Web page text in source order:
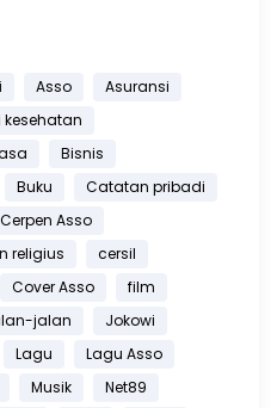
Asso
Asuransi
Bisnis
Buku
Catatan pribadi
Cerpen Asso
religius
cersil
Cover Asso
film
jalan
Jokowi
Lagu
Lagu Asso
Musik
Net89